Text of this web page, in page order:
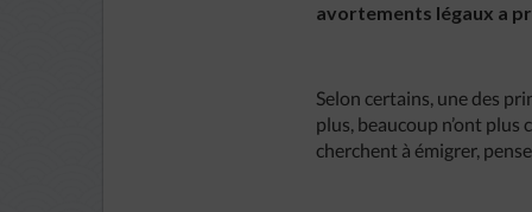
avortements légaux a
Selon certains, une des
plus, beaucoup n’ont
cherchent à émigrer,